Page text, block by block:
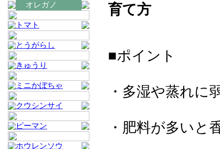
オレガノ
トマト
とうがらし
きゅうり
ミニかぼちゃ
クウシンサイ
ピーマン
ホウレンソウ
育て方
■ポイント
・多湿や蒸れに
・肥料が多い